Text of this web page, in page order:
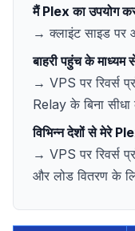
मैं Plex का उपयोग
→ क्लाइंट साइड पर
बाहरी पहुंच के माध्यम
→ VPS पर रिवर्स
Relay के बिना
विभिन्न देशों से मेरे
→ VPS पर रिवर्स
और लोड वितरण के